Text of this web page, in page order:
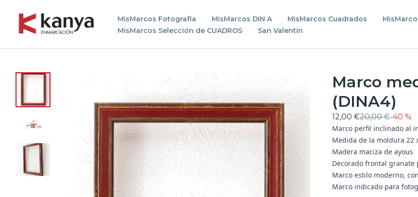
MisMarcos Fotografía MisMarcos DIN A MisMarcos Cuadrados
MisMarcos Selección de CUADROS
San Valentín
Marco
(DINA4)
12,00 €20,00 €-40 %
Marco perfil inclinado al
Medida de la moldura 22
Madera maciza de ayous
Decorado frontal granate
Marco estilo moderno,
Marco indicado para